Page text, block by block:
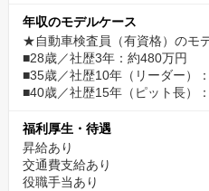
年収のモデルケース
★自動車検査員（有資格）のモ
■28歳／社歴3年：約480万円
■35歳／社歴10年（リーダー）
■40歳／社歴15年（ピット長）
福利厚生・待遇
昇給あり
交通費支給あり
役職手当あり